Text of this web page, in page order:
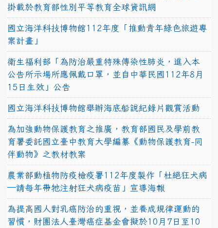
掛載於教育部性別平等教育全球資訊網
國立海洋科技博物館112年度「推動青年綠色旅遊專
案計畫」
衛生福利部「為防治嚴重特殊傳染性肺炎，進入本
公告所示場所應佩戴口罩，並自中華民國112年8月
15日生效」公告
國立海洋科技博物館舉辦海底船說紀錄片觀賞活動
為加強動物保護教育之推廣，教育部國民及學前教
育署委託國立臺中教育大學編纂《動物保護教育-同
伴動物》之教材教案
農業部動植物防疫檢疫署112年度製作「杜絕狂犬病
—請每年帶牠注射狂犬病疫苗」宣導海報
為提高國人對乳癌防治的重視，並養成規律運動的
習慣，財團法人臺灣癌症基金會擬於10月7日至10